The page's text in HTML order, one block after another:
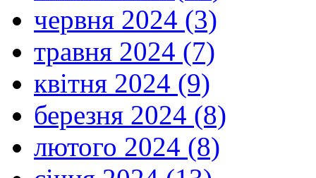
червня 2024 (3)
травня 2024 (7)
квітня 2024 (9)
березня 2024 (8)
лютого 2024 (8)